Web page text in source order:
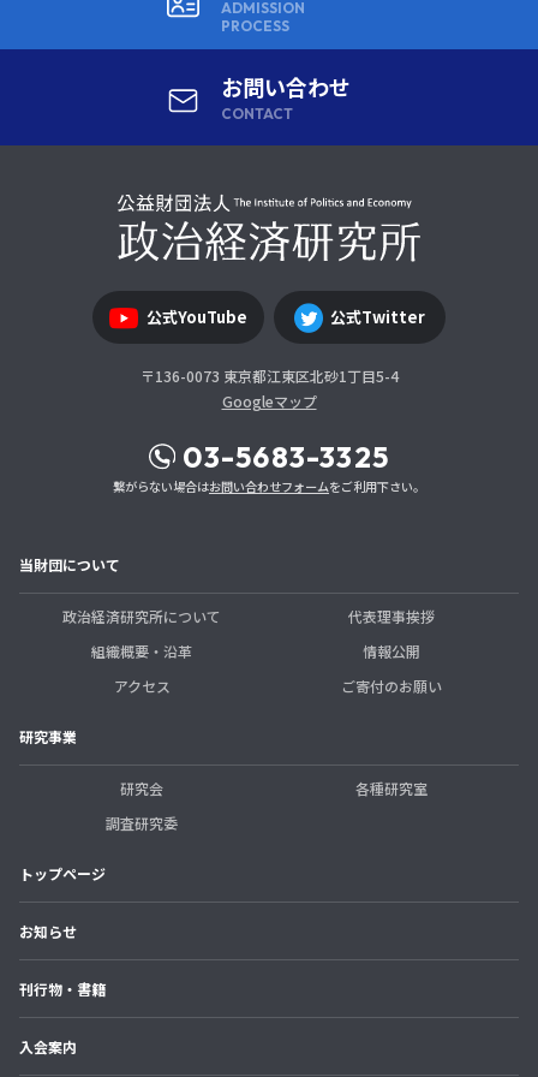
ADMISSION
PROCESS
お問い合わせ
CONTACT
公式YouTube 公式Twitter
〒136-0073 東京都江東区北砂1丁目5-4
Googleマップ
03-5683-3325
繋がらない場合はお問い合わせフォームをご利用下さい。
当財団について
政治経済研究所について
代表理事挨拶
組織概要・沿革
情報公開
アクセス
ご寄付のお願い
研究事業
研究会
各種研究室
調査研究委
トップページ
お知らせ
刊行物・書籍
入会案内